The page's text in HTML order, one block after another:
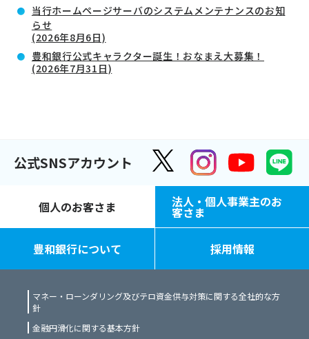
当行ホームページサーバのシステムメンテナンスのお知
らせ
(2026年8月6日)
豊和銀行公式キャラクター誕生！おなまえ大募集！
(2026年7月31日)
公式SNSアカウント
個人のお客さま 法人・個人事業主のお
客さま
豊和銀行について 採用情報
マネー・ローンダリング及びテロ資金供与対策に関する全社的な方
針
金融円滑化に関する基本方針